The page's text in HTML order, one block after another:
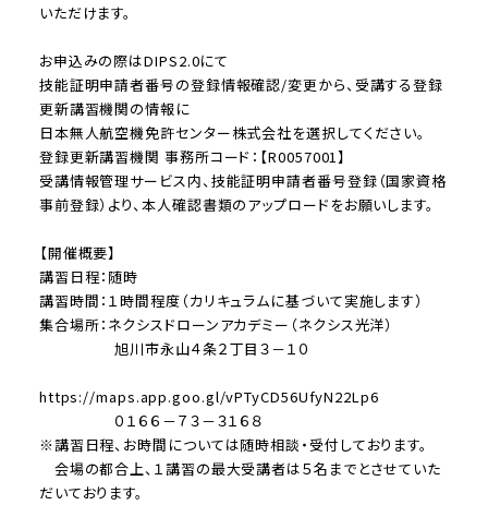
いただけます。
お申込みの際はDIPS2.0にて
技能証明申請者番号の登録情報確認/変更から、受講する登録
更新講習機関の情報に
日本無人航空機免許センター株式会社を選択してください。
登録更新講習機関 事務所コード：【R0057001】
受講情報管理サービス内、技能証明申請者番号登録（国家資格
事前登録）より、本人確認書類のアップロードをお願いします。
【開催概要】
講習日程：随時
講習時間：１時間程度（カリキュラムに基づいて実施します）
集合場所：ネクシスドローンアカデミー（ネクシス光洋）
旭川市永山４条２丁目３－１０
https://maps.app.goo.gl/vPTyCD56UfyN22Lp6
０１６６－７３－３１６８
※講習日程、お時間については随時相談・受付しております。
会場の都合上、１講習の最大受講者は５名までとさせていた
だいております。